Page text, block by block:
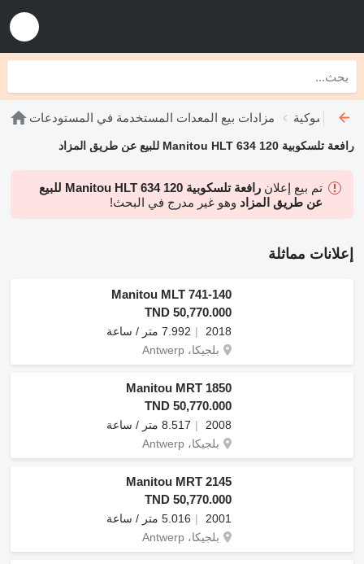
مزادات بيع المعدات المستخدمة في المستودعات شوكية
رافعة تلسكوبية Manitou HLT 634 120 للبيع عن طريق المزاد
تم بيع إعلان
رافعة تلسكوبية Manitou HLT 634 120 للبيع
عن طريق المزاد وهو غير مدرج في البحث!
إعلانات مماثلة
Manitou MLT 741-140
TND 50,770.000
2018
7.992 متر / ساعة
بلجيكا، Antwerp
Manitou MRT 1850
TND 50,770.000
2008
8.517 متر / ساعة
بلجيكا، Antwerp
Manitou MRT 2145
TND 50,770.000
2001
5.016 متر / ساعة
بلجيكا، Antwerp